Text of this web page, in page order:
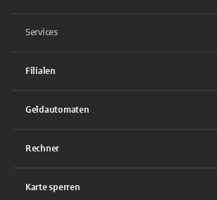
Services
Filialen
Geldautomaten
Rechner
Karte sperren